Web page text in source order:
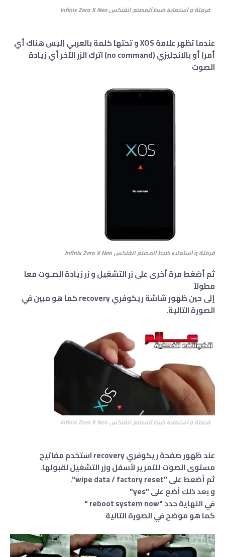
فرمتة و ﺍﺳﺘﻌﺎﺩﺓ ﺿﺒﻂ ﺍﻟﻤﺼﻨﻊ انفنكس Infinix Zero X Neo
عندما تظهر علامة XOS و تحتها كلمة بالعربي (ليس هناك أي
أمر) أو بالانجليزي (no command) اترك الزر الآخر أي زيادة
الصوت
فرمتة و ﺍﺳﺘﻌﺎﺩﺓ ﺿﺒﻂ ﺍﻟﻤﺼﻨﻊ انفنكس Infinix Zero X Neo
ثم أضغط مرة أخرى على زر التشغيل و زر زيادة الصـوت معا
مطولاً
إلى حين ظهور شاشة ريكوفري recovery كما هو مبين في
الصورة التالية.
فرمتة و ﺍﺳﺘﻌﺎﺩﺓ ﺿﺒﻂ ﺍﻟﻤﺼﻨﻊ انفنكس Infinix Zero X Neo
عند ظهور صفحة ريكوفري recovery استخدم مفاتيح
مستوى الصوت للتمرير لأسفل وزر التشغيل لقبولها.
ثم أضعط على "wipe data / factory reset".
و بعد ذلك أضع على "yes"
في النهاية حدد "reboot system now "
كما هو موضح في الصورة التالية